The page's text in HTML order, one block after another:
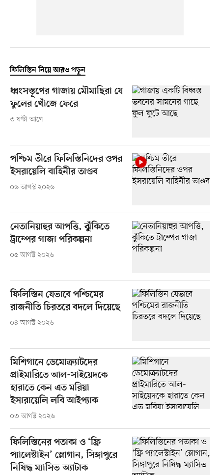
ফিলিস্তিন নিয়ে আরও পড়ুন
ধ্বংসস্তূপের গাজায় মৌমাছিরা যে
ফুলের খোঁজে ফেরে
৩ ঘণ্টা আগে
পশ্চিম তীরে ফিলিস্তিনিদের ওপর
ইসরায়েলি বাহিনীর তাণ্ডব
০৬ আগস্ট ২০২৬
নেতানিয়াহুর আপত্তি, ঝুঁকিতে
ট্রাম্পের গাজা পরিকল্পনা
০৫ আগস্ট ২০২৬
ফিলিস্তিন যেভাবে পশ্চিমের
রাজনীতি চিরতরে বদলে দিয়েছে
০৪ আগস্ট ২০২৬
মিশিগানে ডেমোক্র্যাটদের
প্রাইমারিতে আল-সাইয়েদকে
হারাতে কেন এত মরিয়া
ইসারায়েলি লবি আইপ্যাক
০৩ আগস্ট ২০২৬
ফিলিস্তিনের পতাকা ও ‘ফ্রি
প্যালেস্টাইন’ স্লোগান, সিঙ্গাপুরে
নিষিদ্ধ ম্যাসিভ অ্যাটাক